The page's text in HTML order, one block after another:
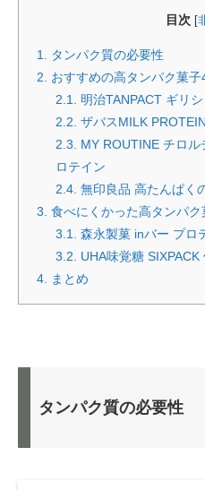
目次 [
1.
タンパク質の必要性
2.
おすすめの高タンパク菓子
2.1.
明治TANPACT ギリ
2.2. ザバスMILK
2.3.
MY ROUTINE チロ
ロテイン
2.4. 無印良品 高たんぱく
3. 食べにくかった高タンパク
3.1.
森永製菓 inバー プロ
3.2.
UHA味覚糖
4.
まとめ
タンパク質の必要性